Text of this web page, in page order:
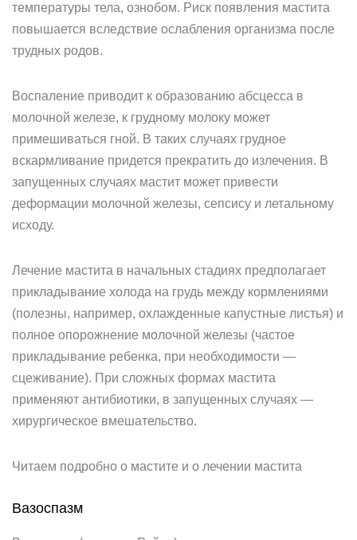
температуры тела, ознобом. Риск появления мастита
повышается вследствие ослабления организма после
трудных родов.
Воспаление приводит к образованию абсцесса в
молочной железе, к грудному молоку может
примешиваться гной. В таких случаях грудное
вскармливание придется прекратить до излечения. В
запущенных случаях мастит может привести
деформации молочной железы, сепсису и летальному
исходу.
Лечение мастита в начальных стадиях предполагает
прикладывание холода на грудь между кормлениями
(полезны, например, охлажденные капустные листья) и
полное опорожнение молочной железы (частое
прикладывание ребенка, при необходимости —
сцеживание). При сложных формах мастита
применяют антибиотики, в запущенных случаях —
хирургическое вмешательство.
Читаем подробно о мастите и о лечении мастита
Вазоспазм